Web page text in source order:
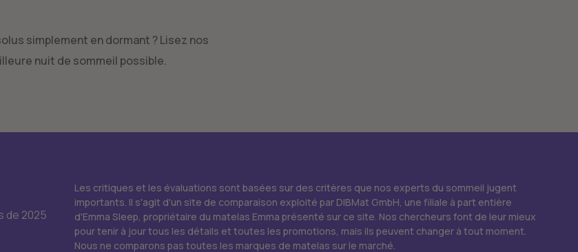
simplement en dormant ? Lisez nos
nuit de sommeil possible.‍
de 2025
Les critiques et les évaluations sont basées sur des critères que nos experts du sommeil jugent
importants. Il s'agit d'un site de comparaison exploité par DIBMat GmbH, une filiale à part entière
d'Emma Sleep, propriétaire du matelas Emma présenté sur ce site. Nos chercheurs font de leur mieux
pour tenir à jour tous les détails et toutes les promotions, mais ils peuvent changer à tout moment.
Nous ne comparons pas toutes les marques de matelas sur le marché.